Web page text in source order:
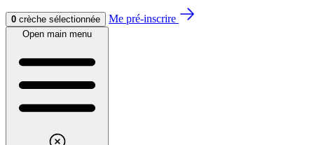
Aller au contenuAller au footer
0 crèche sélectionnée Me pré-inscrire
Open main menu